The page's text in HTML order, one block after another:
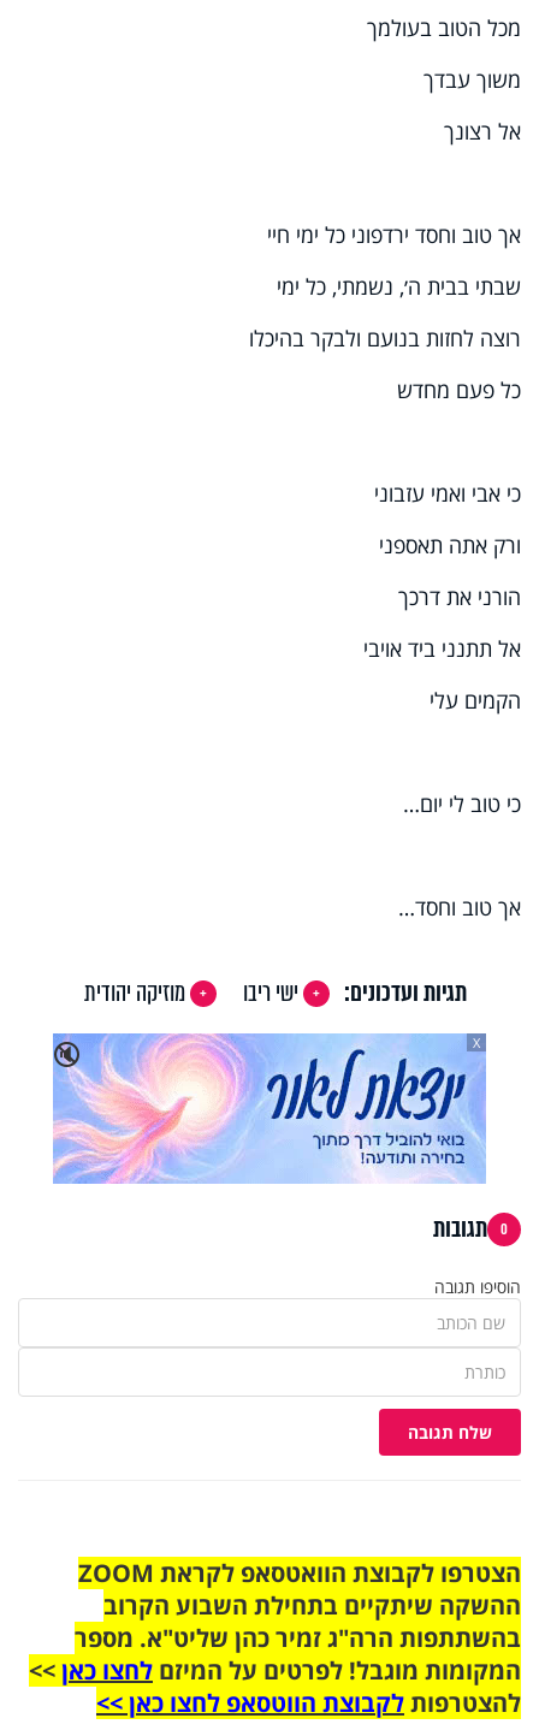
מכל הטוב בעולמך
משוך עבדך
אל רצונך
אך טוב וחסד ירדפוני כל ימי חיי
שבתי בבית ה׳, נשמתי, כל ימי
רוצה לחזות בנועם ולבקר בהיכלו
כל פעם מחדש
כי אבי ואמי עזבוני
ורק אתה תאספני
הורני את דרכך
אל תתנני ביד אויבי
הקמים עלי
כי טוב לי יום…
אך טוב וחסד…
תגיות ועדכונים: ישי ריבו
מוזיקה יהודית
🔇
X
0 תגובות
הוסיפו תגובה
שלח תגובה
הצטרפו לקבוצת הוואטסאפ לקראת ZOOM
ההשקה שיתקיים בתחילת השבוע הקרוב
בהשתתפות הרה"ג זמיר כהן שליט"א. מספר
המקומות מוגבל! לפרטים על המיזם לחצו כאן>>
להצטרפותלקבוצת הווטסאפ לחצו כאן >>